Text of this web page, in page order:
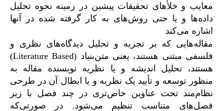
معایب و خلأهای تحقیقات پیشین در زمینه نحوه تحلیل
داده‌ها و یا حتی روش‌های به کار گرفته شده در آنها
اشاره می‌کند
مقاله‌هایی که بر تجزیه و تحلیل دیدگاه‌های نظری و
فلسفی مبتنی هستند، یعنی متن‌بنیاد (Literature Based)
هستند، تحلیل اندیشه و یا نظریه نویسنده مقاله به
منظور توسعه و تأیید یک نظریه و یا ابطال آن در طرحی
نظام‌مند تحت عناوین خاص‌تری در چند فصل با زیر
فصل‌های متناسب تنظیم می‌شود. در صورتی‌که